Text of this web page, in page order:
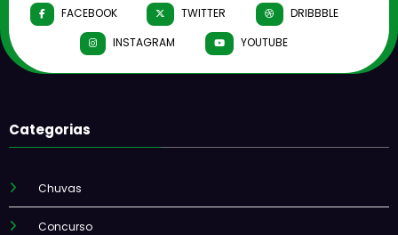
FACEBOOK TWITTER
DRIBBBLE
INSTAGRAM
YOUTUBE
Categorias
Chuvas
Concurso